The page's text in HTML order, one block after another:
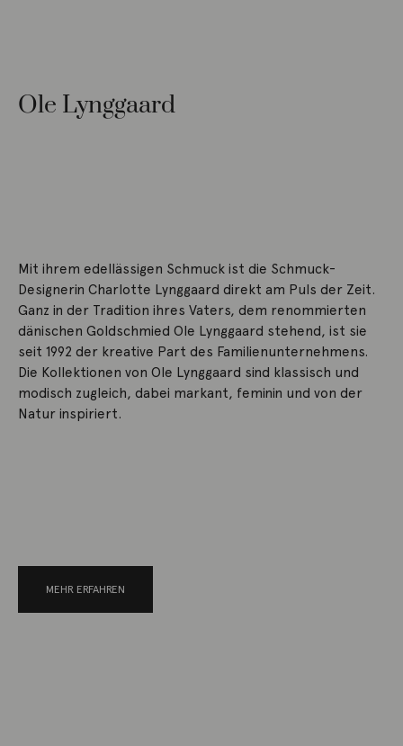
Ole Lynggaard
Mit ihrem edellässigen Schmuck ist die Schmuck-
Designerin Charlotte Lynggaard direkt am Puls der Zeit.
Ganz in der Tradition ihres Vaters, dem renommierten
dänischen Goldschmied Ole Lynggaard stehend, ist sie
seit 1992 der kreative Part des Familienunternehmens.
Die Kollektionen von Ole Lynggaard sind klassisch und
modisch zugleich, dabei markant, feminin und von der
Natur inspiriert.
MEHR ERFAHREN